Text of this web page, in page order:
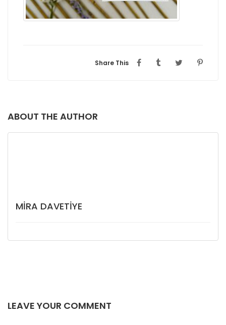
Share This
ABOUT THE AUTHOR
MIRA DAVETIYE
LEAVE YOUR COMMENT